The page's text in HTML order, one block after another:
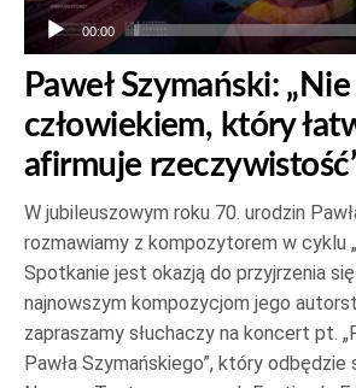
00:00
Paweł Szymański:
człowiekiem, który
afirmuje
W jubileuszowym roku 70. urodzin
rozmawiamy z kompozytorem w cyklu
Spotkanie jest okazją do przyjrzenia
najnowszym kompozycjom jego
zapraszamy słuchaczy na koncert pt.
Pawła Szymańskiego”, który